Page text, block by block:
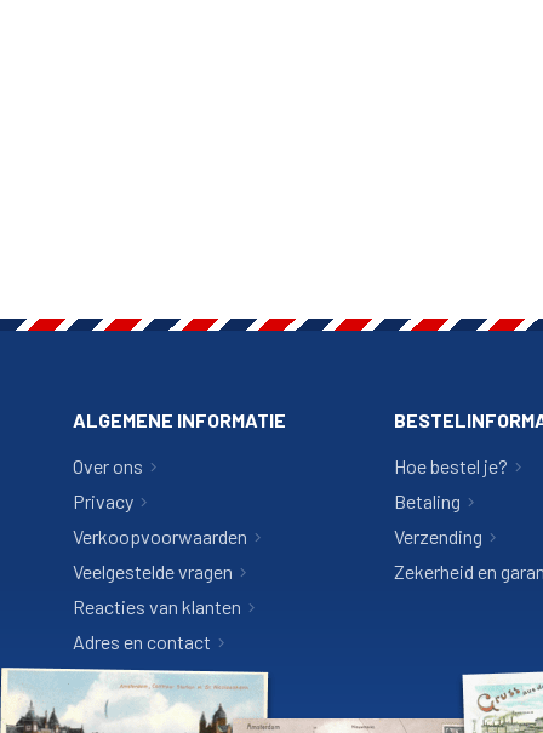
ALGEMENE INFORMATIE
Over ons
Privacy
Verkoopvoorwaarden
Veelgestelde vragen
Reacties van klanten
Adres en contact
Hoe bestel je?
Betaling
Verzending
Zekerheid en